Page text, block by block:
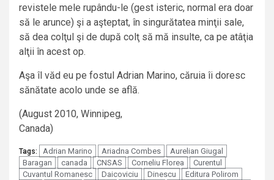
revistele mele rupându-le (gest isteric, normal era doar
să le arunce) şi a aşteptat, în singurătatea minţii sale,
să dea colţul şi de după colţ să mă insulte, ca pe atâţia
alţii în acest op.
Aşa îl văd eu pe fostul Adrian Marino, căruia îi doresc
sănătate acolo unde se află.
(August 2010, Winnipeg,
Canada)
Tags: Adrian Marino Ariadna Combes
Aurelian Giugal
Baragan
canada CNSAS Corneliu Florea
Curentul
Cuvantul Romanesc
Daicoviciu Dinescu
Editura Polirom